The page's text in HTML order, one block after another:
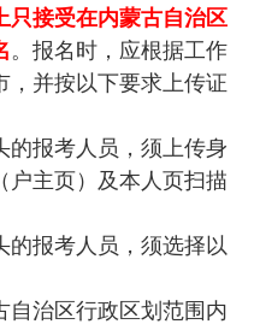
只接受在内蒙古自治区
。报名时，应根据工作
，并按以下要求上传证
的报考人员，须上传身
户主页）及本人页扫描
的报考人员，须选择以
自治区行政区划范围内